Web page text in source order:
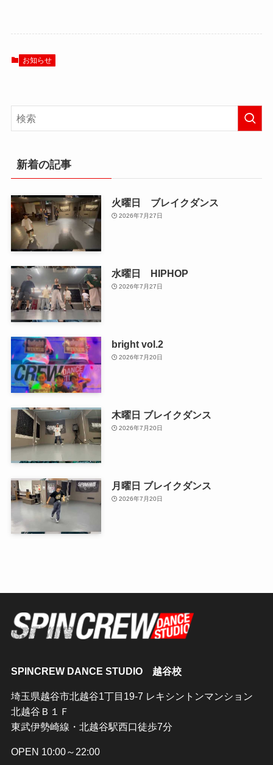
お知らせ
新着の記事
火曜日 ブレイクダンス
2026年7月27日
水曜日 HIPHOP
2026年7月27日
bright vol.2
2026年7月20日
木曜日 ブレイクダンス
2026年7月20日
月曜日 ブレイクダンス
2026年7月20日
SPINCREW DANCE STUDIO 越谷校
埼玉県越谷市北越谷1丁目19-7 レキシントンマンション
北越谷Ｂ１Ｆ
東武伊勢崎線・北越谷駅西口徒歩7分
OPEN 10:00～22:00